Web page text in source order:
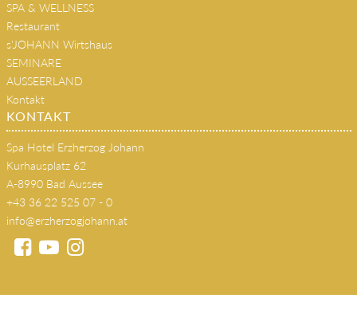
SPA & WELLNESS
Restaurant
s'JOHANN Wirtshaus
SEMINARE
AUSSEERLAND
Kontakt
KONTAKT
Spa Hotel Erzherzog Johann
Kurhausplatz 62
A-8990 Bad Aussee
+43 36 22 525 07 - 0
info@erzherzogjohann.at